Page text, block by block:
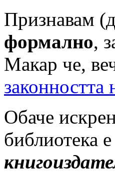
Признавам
формално,
Макар че,
законността
Обаче
библиотека